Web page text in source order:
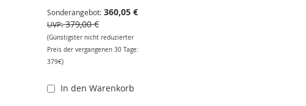
Sonderangebot 360,05 €
UVP 379,00 €
(Günstigster nicht reduzierter
Preis der vergangenen 30 Tage:
379€)
In den Warenkorb